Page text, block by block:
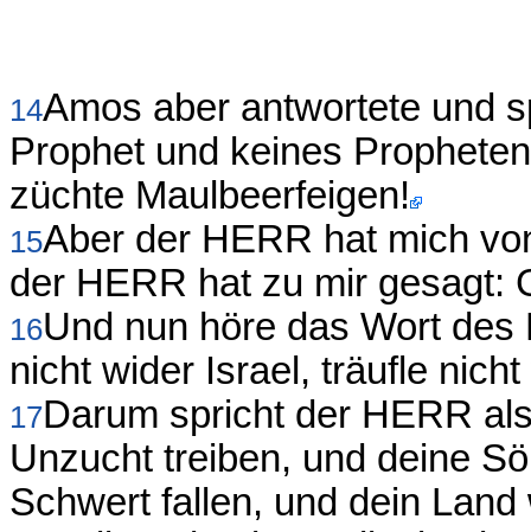
14Amos aber antwortete und
Prophet und keines
züchte Maulbeerfeigen!
15Aber der HERR hat mich
der HERR hat zu mir gesagt:
16Und nun höre das Wort
nicht wider Israel, träufle
17Darum spricht der HERR
Unzucht treiben, und deine
Schwert fallen, und dein